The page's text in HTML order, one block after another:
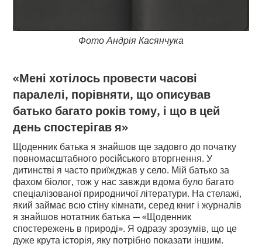
Фото Андрія Касянчука
«Мені хотілось провести часові
паралелі, порівняти, що описував
батько багато років тому, і що в цей
день спостерігав я»
Щоденник батька я знайшов ще задовго до початку
повномасштабного російського вторгнення. У
дитинстві я часто приїжджав у село. Мій батько за
фахом біолог, тож у нас завжди вдома було багато
спеціалізованої природничої літератури. На стелажі,
який займає всю стіну кімнати, серед книг і журналів
я знайшов нотатник батька — «Щоденник
спостережень в природі». Я одразу зрозумів, що це
дуже крута історія, яку потрібно показати іншим.